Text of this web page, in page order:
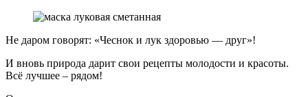
Не даром говорят: «Чеснок и лук здоровью — друг»!
И вновь природа дарит свои рецепты молодости и красоты.
Всё лучшее – рядом!